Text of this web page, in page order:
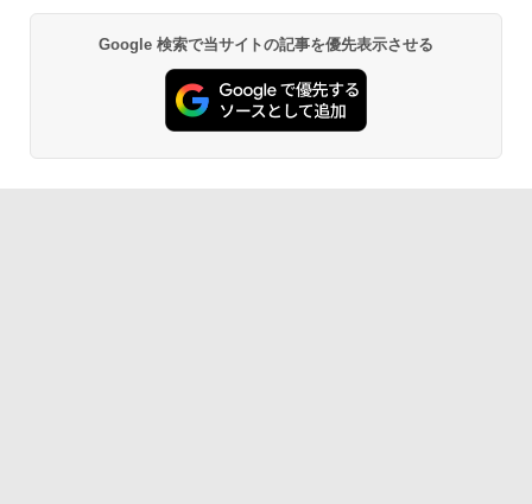
Google 検索で当サイトの記事を優先表示させる